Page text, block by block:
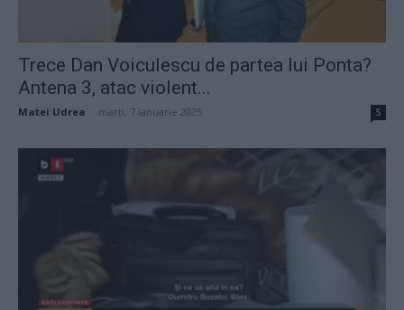
Trece Dan Voiculescu de partea lui Ponta?
Antena 3, atac violent...
Matei Udrea marți, 7 ianuarie 2025 5